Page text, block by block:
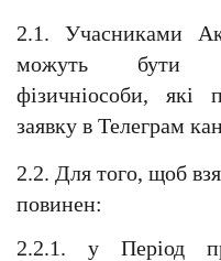
2.1. Учасниками
можуть бути
фізичніособи, які
заявку в Телеграм
2.2. Для того, щоб
повинен:
2.2.1. у Період